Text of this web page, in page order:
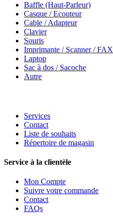
Baffle (Haut-Parleur)
Casque / Ecouteur
Cable / Adapteur
Clavier
Souris
Imprimante / Scanner / FAX
Laptop
Sac à dos / Sacoche
Autre
Services
Contact
Liste de souhaits
Répertoire de magasin
Service à la clientèle
Mon Compte
Suivre votre commande
Contact
FAQs